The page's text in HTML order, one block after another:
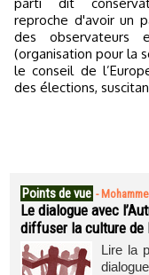
reproche d'avoir un
des observateurs
(organisation pour la
le conseil de
des élections,
Points de vue -
Le dialogue avec
diffuser la culture de
Lire la